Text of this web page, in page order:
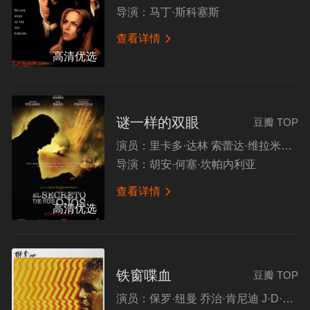
高清优选
导演： 马丁·斯科塞斯
查看详情 
高清优选
豆瓣 TOP
谜一样的双眼
演员： 里卡多·达林 索蕾达·维拉米尔 巴勃罗·拉戈 哈维尔·戈迪诺
导演： 胡安·何塞·坎帕内利亚
查看详情 
豆瓣 TOP
铁窗喋血
演员： 保罗·纽曼 乔治·肯尼迪 J·D·坎农 卢·安东尼奥